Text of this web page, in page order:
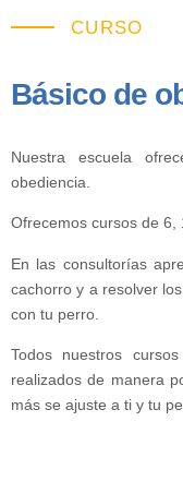
CURSO
Básico de
Nuestra escuela
obediencia.
Ofrecemos cursos de 6,
En las consultorías
cachorro y a resolver
con tu perro.
Todos nuestros
realizados de manera
más se ajuste a ti y tu